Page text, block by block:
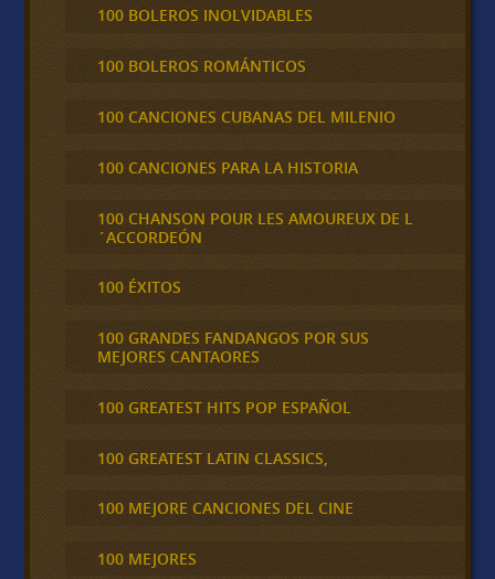
100 BOLEROS INOLVIDABLES
100 BOLEROS ROMÁNTICOS
100 CANCIONES CUBANAS DEL MILENIO
100 CANCIONES PARA LA HISTORIA
100 CHANSON POUR LES AMOUREUX DE L
´ACCORDEÓN
100 ÉXITOS
100 GRANDES FANDANGOS POR SUS
MEJORES CANTAORES
100 GREATEST HITS POP ESPAÑOL
100 GREATEST LATIN CLASSICS,
100 MEJORE CANCIONES DEL CINE
100 MEJORES